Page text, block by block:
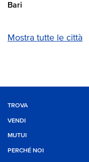
Bari
Mostra tutte le città
TROVA
VENDI
MUTUI
PERCHÉ NOI